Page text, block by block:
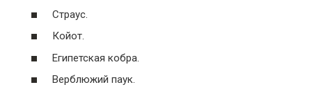
Страус.
Койот.
Египетская кобра.
Верблюжий паук.